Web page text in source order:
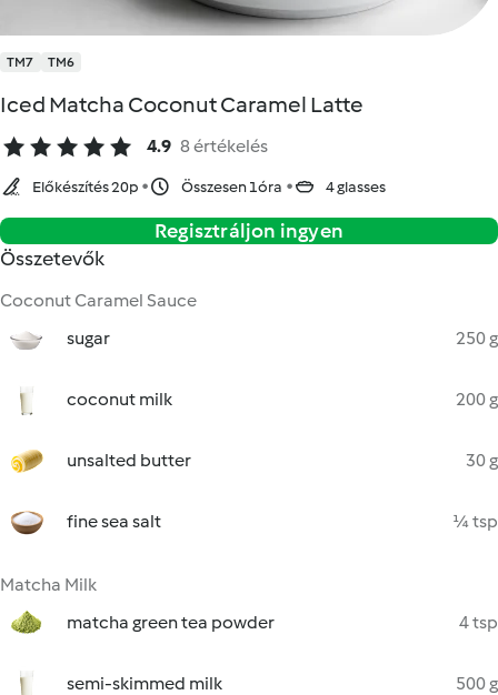
TM7 TM6
Iced Matcha Coconut Caramel Latte
4.9 8 értékelés
Előkészítés 20p Összesen 1óra 4 glasses
Regisztráljon ingyen
Összetevők
Coconut Caramel Sauce
sugar
250 g
coconut milk 200 g
unsalted butter 30 g
fine sea salt ¼ tsp
Matcha Milk
matcha green tea powder
4 tsp
semi-skimmed milk 500 g